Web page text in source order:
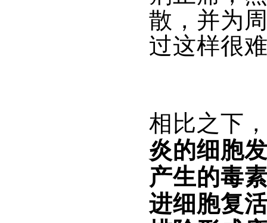
散，并为
过这样很
相比之下
炎的细胞
产生的毒
进细胞复